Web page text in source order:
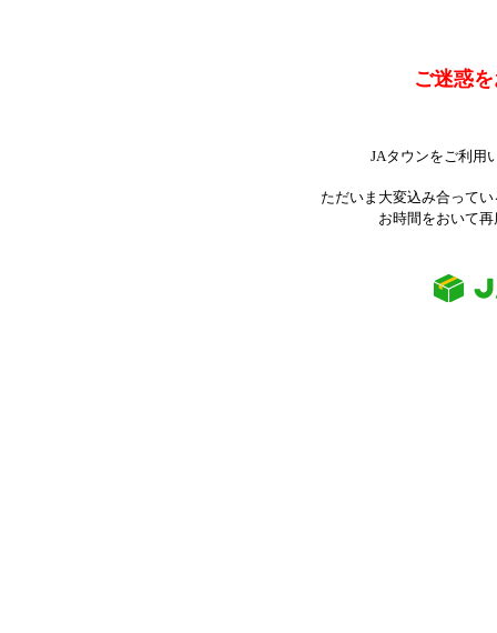
ご迷惑
JAタウンをご利用
ただいま大変込み合って
お時間をおいて